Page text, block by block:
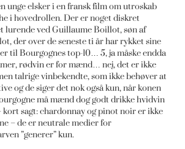
unge elsker i en fransk film om utroskab
i hovedrollen. Der er noget diskret
lurende ved Guillaume Boillot, søn af
der over de seneste ti år har rykket sine
til Bourgognes top-10… 5, ja måske endda
rødvin er for mænd… nej, det er ikke
talrige vinbekendte, som ikke behøver at
og de siger det nok også kun, når konen
må mænd dog godt drikke hvidvin
sagt: chardonnay og pinot noir er ikke
– de er neutrale medier for
”generer” kun.